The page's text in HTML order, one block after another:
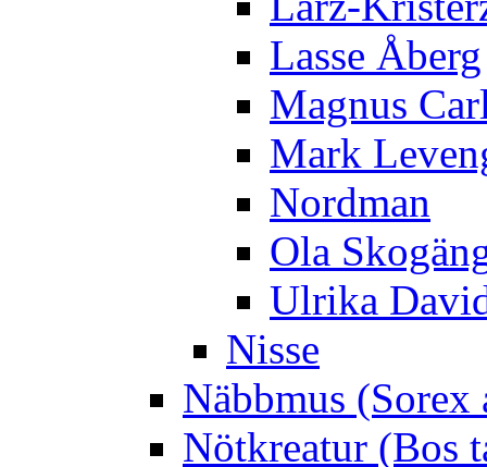
Lasse Åberg
Magnus
Mark
Nordman
Ola
Ulrika
Nisse
Näbbmus (Sorex
Nötkreatur (Bos